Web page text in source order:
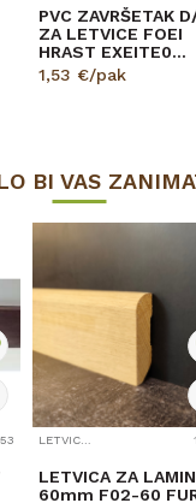
PVC ZAVRŠETAK
ZA LETVICE FOEI
HRAST EXEITE0
705626
1,53 €/pak
BI VAS
LETVICA ZA
60mm F02-60